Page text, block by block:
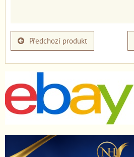
Předchozí produkt